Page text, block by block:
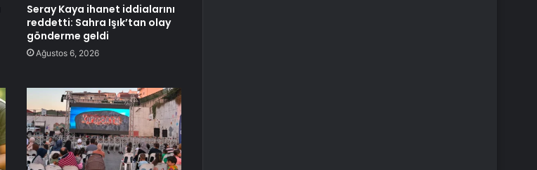
Seray Kaya ihanet iddialarını
reddetti: Sahra Işık’tan olay
gönderme geldi
Ağustos 6, 2026